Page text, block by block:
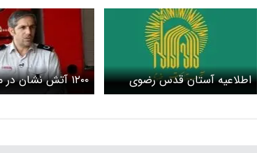
اطلاعیه آستان قدس رضوی
درباره مراسم تشییع رهبر شهید
۱۲۰۰ آتش نشان
رهبر شهید مستقر